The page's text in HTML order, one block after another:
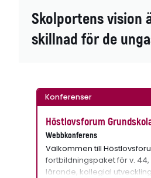
Skolportens vision
skillnad för de
Konferenser
Höstlovsforum
Webbkonferens
Välkommen till
fortbildningspaket för v.
lärande, kollegial utveckling